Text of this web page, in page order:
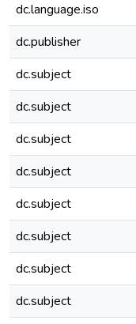
dc.language.iso
dc.publisher
dc.subject
dc.subject
dc.subject
dc.subject
dc.subject
dc.subject
dc.subject
dc.subject